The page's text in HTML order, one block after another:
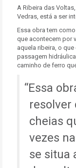
A Ribeira das
Vedras, está a ser
Essa obra tem
que acontecem por
aquela ribeira, o
passagem
caminho de ferro
Essa
resolver
cheias
vezes
se situa